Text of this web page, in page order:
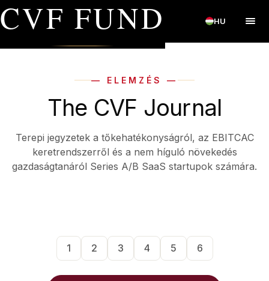
CVF FUND HU
— ELEMZÉS —
The CVF Journal
Terepi jegyzetek a tőkehatékonyságról, az EBITCAC
keretrendszerről és a nem híguló növekedés
gazdaságtanáról Series A/B SaaS startupok számára.
1 2 3 4 5 6